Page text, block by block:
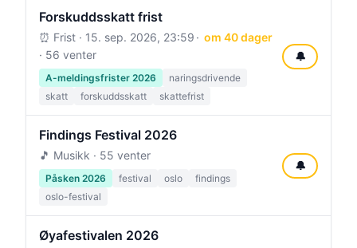
Forskuddsskatt frist
⏰ Frist · 15. sep. 2026, 23:59
om 40 dager
· 56 venter
A-meldingsfrister 2026
naringsdrivende
skatt
forskuddsskatt skattefrist
🔔
Findings Festival 2026
🎵 Musikk · 55 venter
Påsken 2026 festival oslo
findings
oslo-festival
🔔
Øyafestivalen 2026